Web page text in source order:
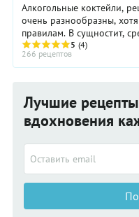
Алкогольные коктейли,
очень разнообразны,
правилам. В сущностит,
выделяют три большие
5 (4)
266 рецептов
Лучшие
вдохновения